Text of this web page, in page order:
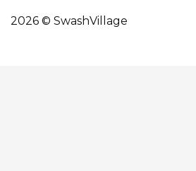
2026 © SwashVillage